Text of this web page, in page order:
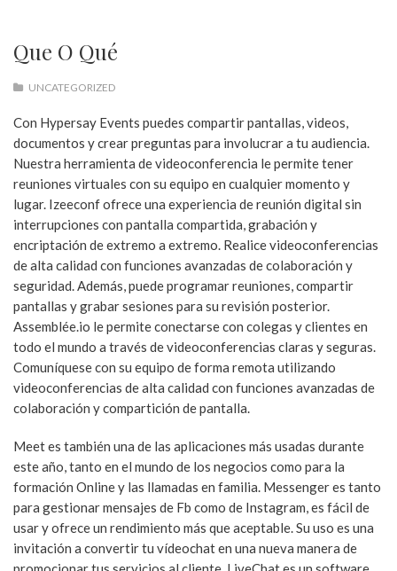
Que O Qué
UNCATEGORIZED
Con Hypersay Events puedes compartir pantallas, videos,
documentos y crear preguntas para involucrar a tu audiencia.
Nuestra herramienta de videoconferencia le permite tener
reuniones virtuales con su equipo en cualquier momento y
lugar. Izeeconf ofrece una experiencia de reunión digital sin
interrupciones con pantalla compartida, grabación y
encriptación de extremo a extremo. Realice videoconferencias
de alta calidad con funciones avanzadas de colaboración y
seguridad. Además, puede programar reuniones, compartir
pantallas y grabar sesiones para su revisión posterior.
Assemblée.io le permite conectarse con colegas y clientes en
todo el mundo a través de videoconferencias claras y seguras.
Comuníquese con su equipo de forma remota utilizando
videoconferencias de alta calidad con funciones avanzadas de
colaboración y compartición de pantalla.
Meet es también una de las aplicaciones más usadas durante
este año, tanto en el mundo de los negocios como para la
formación Online y las llamadas en familia. Messenger es tanto
para gestionar mensajes de Fb como de Instagram, es fácil de
usar y ofrece un rendimiento más que aceptable. Su uso es una
invitación a convertir tu vídeochat en una nueva manera de